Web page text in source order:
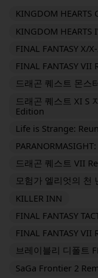
KINGDOM
KINGDOM HEARTS
FINAL FANTASY X/
FINAL FANTASY VII
드래곤 퀘스트 몬스
드래곤 퀘스트 XI S
Edition
Life is Strange:
드래곤 퀘스트 VII
모험가 엘리엇의 천
KILLER INN
FINAL FANTASY
FINAL FANTASY VII
브레이블리 디폴트
SaGa Frontier 2